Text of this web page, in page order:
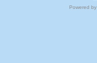
Powered by